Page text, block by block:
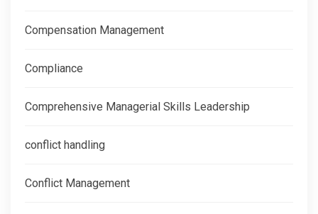
Compensation Management
Compliance
Comprehensive Managerial Skills Leadership
conflict handling
Conflict Management